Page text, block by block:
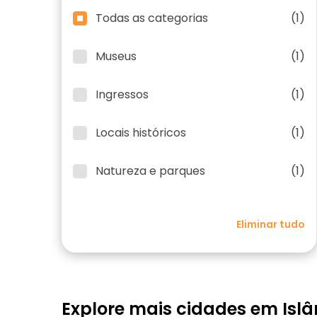
Todas as categorias (1)
Museus (1)
Ingressos (1)
Locais históricos (1)
Natureza e parques (1)
Eliminar tudo
Explore mais cidades em